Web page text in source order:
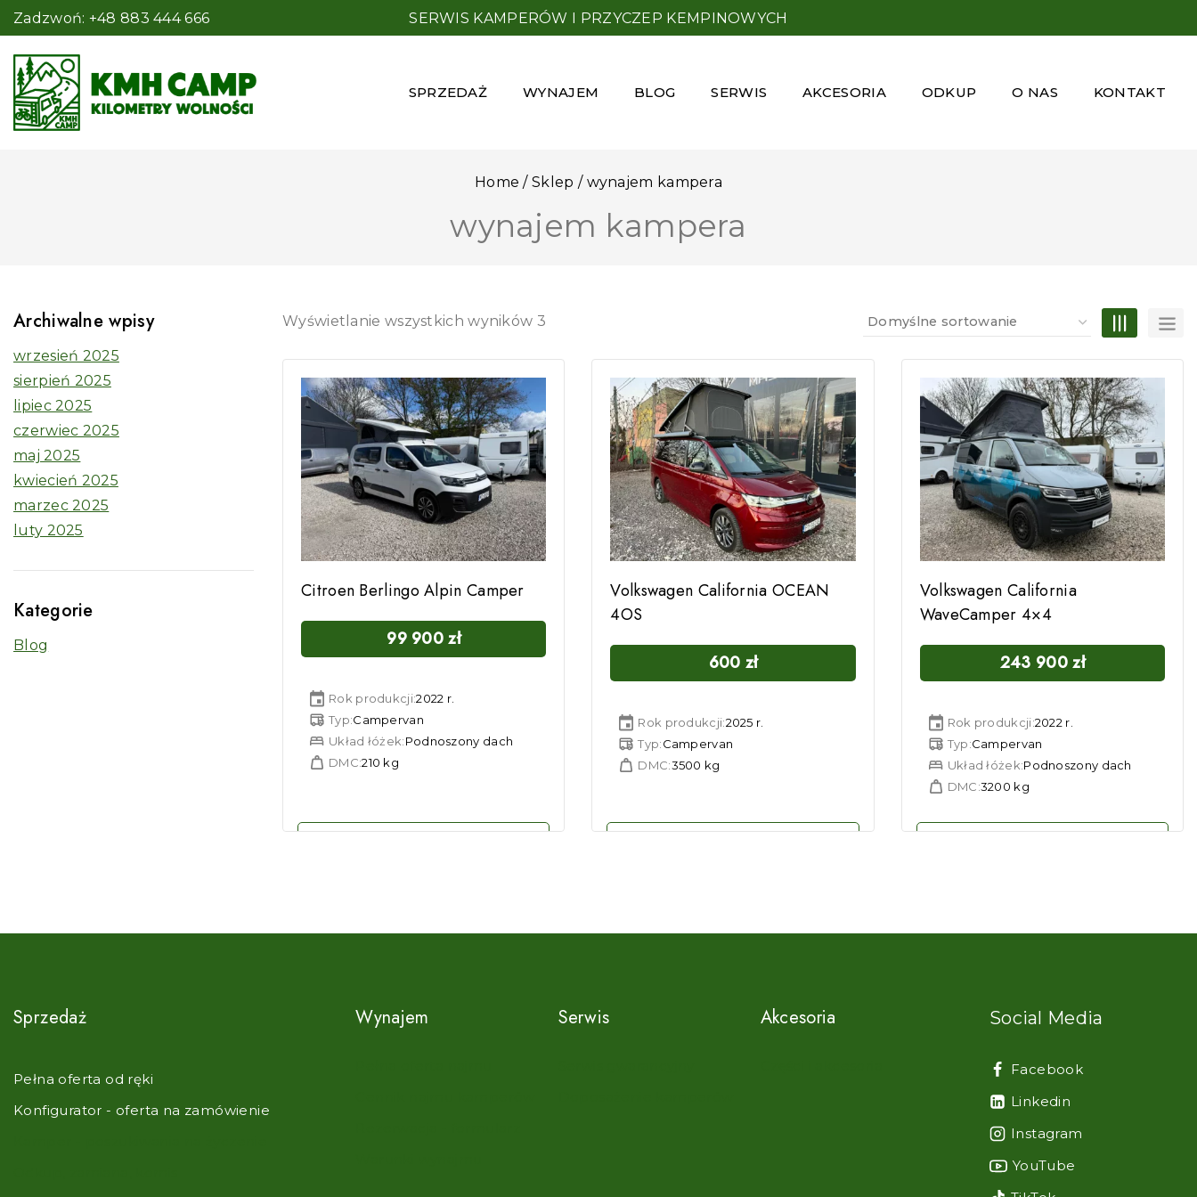
Zadzwoń: +48 883 444 666 SERWIS KAMPERÓW I PRZYCZEP KEMPINOWYCH
SPRZEDAŻ WYNAJEM BLOG SERWIS AKCESORIA ODKUP O NAS KONTAKT
Home / Sklep / wynajem kampera
wynajem kampera
Wyświetlanie wszystkich wyników 3
Citroen Berlingo Alpin Camper
99 900zł
Rok produkcji:2022 r.
Typ:Campervan
Układ łóżek:Podnoszony dach
DMC:210 kg
Volkswagen California OCEAN
4OS
600 zł
Rok produkcji:2025 r.
Typ:Campervan
DMC:3500 kg
Volkswagen California
WaveCamper 4×4
243 900zł
Rok produkcji:2022 r.
Typ:Campervan
Układ łóżek:Podnoszony dach
DMC:3200 kg
Archiwalne wpisy
wrzesień 2025
sierpień 2025
lipiec 2025
czerwiec 2025
maj 2025
kwiecień 2025
marzec 2025
luty 2025
Kategorie
Blog
Sprzedaż
Pełna oferta od ręki
Konfigurator - oferta na zamówienie
Wynajem Serwis Akcesoria Social Media
Facebook
Linkedin
Instagram
YouTube